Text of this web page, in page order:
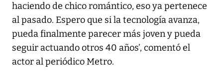
haciendo de chico romántico, eso ya pertenece
al pasado. Espero que si la tecnología avanza,
pueda finalmente parecer más joven y pueda
seguir actuando otros 40 años’, comentó el
actor al periódico Metro.